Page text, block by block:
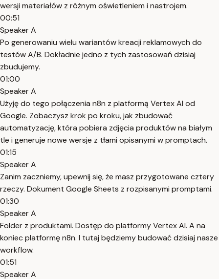
wersji materiałów z różnym oświetleniem i nastrojem.
00:51
Speaker A
Po generowaniu wielu wariantów kreacji reklamowych do
testów A/B. Dokładnie jedno z tych zastosowań dzisiaj
zbudujemy.
01:00
Speaker A
Użyję do tego połączenia n8n z platformą Vertex AI od
Google. Zobaczysz krok po kroku, jak zbudować
automatyzację, która pobiera zdjęcia produktów na białym
tle i generuje nowe wersje z tłami opisanymi w promptach.
01:15
Speaker A
Zanim zaczniemy, upewnij się, że masz przygotowane cztery
rzeczy. Dokument Google Sheets z rozpisanymi promptami.
01:30
Speaker A
Folder z produktami. Dostęp do platformy Vertex AI. A na
koniec platformę n8n. I tutaj będziemy budować dzisiaj nasze
workflow.
01:51
Speaker A